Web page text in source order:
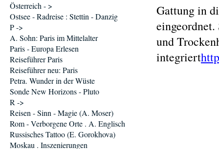
Gattung in
und
integriert
Österreich - >
Ostsee - Radreise : Stettin - Danzig
P ->
A. Sohn: Paris im Mittelalter
Paris - Europa Erlesen
Reiseführer Paris
Reiseführer neu: Paris
Petra. Wunder in der Wüste
Sonde New Horizons - Pluto
R ->
Reisen - Sinn - Magie (A. Moser)
Rom - Verborgene Orte . A. Englisch
Russisches Tattoo (E. Gorokhova)
Moskau . Inszenierungen